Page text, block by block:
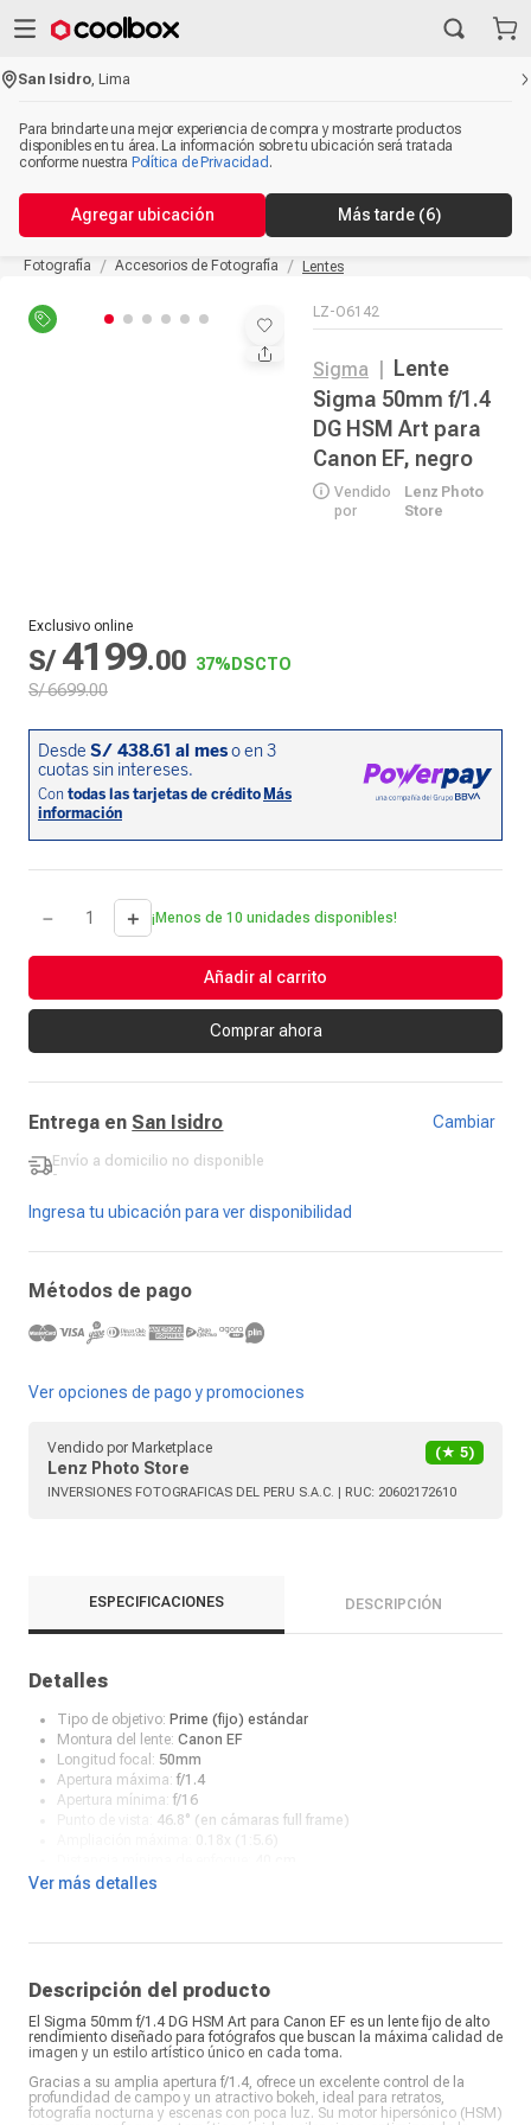
San Isidro ,Lima
Para brindarte una mejor experiencia de compra y mostrarte productos
disponibles en tu área. La información sobre tu ubicación será tratada
conforme nuestra Política de Privacidad .
Agregar ubicación Más tarde (5)
Fotografía Accesorios de Fotografía Lentes
LZ-O6142
Sigma
Lente
Sigma 50mm f/1.4
DG HSM Art para
Canon EF, negro
Vendido
por
Lenz Photo
Store
Exclusivo online
S/ 4199.00 37% DSCTO
S/6699.00
＋
－ ¡Menos de 10 unidades disponibles!
Añadir al carrito
Comprar ahora
Entrega en San Isidro Cambiar
Envío a domicilio no disponible
-
Ingresa tu ubicación para ver disponibilidad
Métodos de pago
Ver opciones de pago y promociones
Vendido por Marketplace
Lenz Photo Store
(★ 5)
INVERSIONES FOTOGRAFICAS DEL PERU S.A.C. | RUC: 20602172610
ESPECIFICACIONES DESCRIPCIÓN
Detalles
Tipo de objetivo: Prime (fijo) estándar
Montura del lente: Canon EF
Longitud focal: 50mm
Apertura máxima: f/1.4
Apertura mínima: f/16
46.8° (en cámaras full frame)
Diseño óptico:13 elementos en 8 grupos
Tipo de enfoque:Autofocus (HSM - Hyper Sonic Motor) y enfoque
Estabilización de imagen:
Tamaño filtro:77 mm
Formato:Full frame (compatible APS-C)
Ángulo de visión: 46.8° (full frame)
Elementos de los objetivos: 13
Grupos de lentes:8
Láminas del diafragma: 9
Ver más detalles
Descripción del producto
El Sigma 50mm f/1.4 DG HSM Art para Canon EF es un lente fijo de alto
rendimiento diseñado para fotógrafos que buscan la máxima calidad de
imagen y un estilo artístico único en cada toma.
Gracias a su amplia apertura f/1.4, ofrece un excelente control de la
profundidad de campo y un atractivo bokeh, ideal para retratos,
fotografía nocturna y escenas con poca luz. Su motor hipersónico (HSM)